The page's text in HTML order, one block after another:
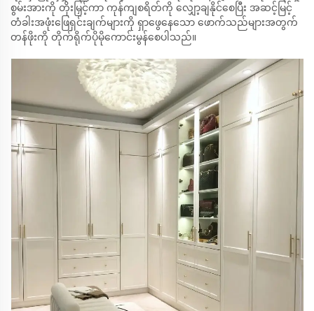
စွမ်းအားကို တိုးမြှင့်ကာ ကုန်ကျစရိတ်ကို လျှော့ချနိုင်စေပြီး အဆင့်မြင့်
တံခါးအဖုံးဖြေရှင်းချက်များကို ရှာဖွေနေသော ဖောက်သည်များအတွက်
တန်ဖိုးကို တိုက်ရိုက်ပိုမိုကောင်းမွန်စေပါသည်။